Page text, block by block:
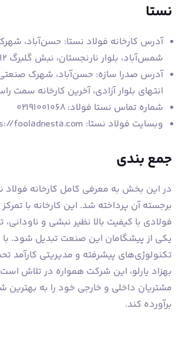
نستا
آدرس کارخانه فولاد نستا: حسن‌آباد،
شمس‌آباد، بلوار نارنجستان، نبش گلبرگ ۱۲، پلاک ۱
آدرس صدرا سازه: حسن‌آباد، شهرک
انتهای بلوار آزادی، آخرین کارخانه سمت
شماره تماس نستا فولاد: ۰۲۱۹۱۰۰۱۰۶۸
وبسایت فولاد نستا: https://fooladnesta.com/
جمع بندی
در این بخش به معرفی کامل کارخانه فولاد
برجسته آن پرداخته شد. این کارخانه با
فولادی با کیفیت بالا نظیر نبشی و
یکی از پیشگامان این صنعت تبدیل شود. با
تکنولوژی‌های پیشرفته و مدیریتی کارآمد
بهزاد یارلو، این شرکت همواره در تلاش است
مشتریان داخلی و خارجی خود را به
برآورده کند.